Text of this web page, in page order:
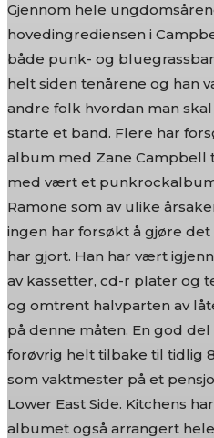
Gjennom hele
hovedingrediensen i
både punk- og
helt siden tenårene og han
andre folk hvordan man
starte et band. Flere har
album med Zane Campbell
med vært et
Ramone som av ulike
ingen har forsøkt å gjøre
har gjort. Han har vært
av kassetter, cd-r plater og
og omtrent halvparten av
på denne måten. En god
forøvrig helt tilbake til tidlig
som vaktmester på et
Lower East Side. Kitchens
albumet også arrangert